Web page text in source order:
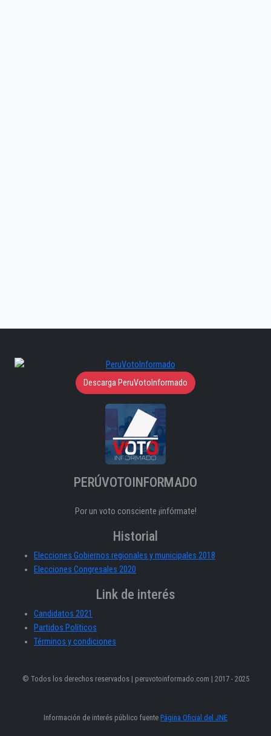
Descarga PeruVotoInformado
PERÚVOTOINFORMADO
Por un voto consciente ¡infórmate!
Historial
Elecciones Gobiernos regionales y municipales 2018
Elecciones Congresales 2020
Link de interés
Candidatos 2021
Partidos Políticos
Términos y condiciones
© Todos los derechos reservados | peruvotoinformado.com | 2017 - 2025
Información de interés público fuente Página Oficial del JNE